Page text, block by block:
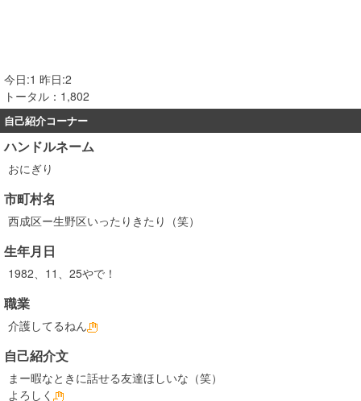
今日:1 昨日:2
トータル：1,802
自己紹介コーナー
ハンドルネーム
おにぎり
市町村名
西成区ー生野区いったりきたり（笑）
生年月日
1982、11、25やで！
職業
介護してるねん
自己紹介文
まー暇なときに話せる友達ほしいな（笑）
よろしく